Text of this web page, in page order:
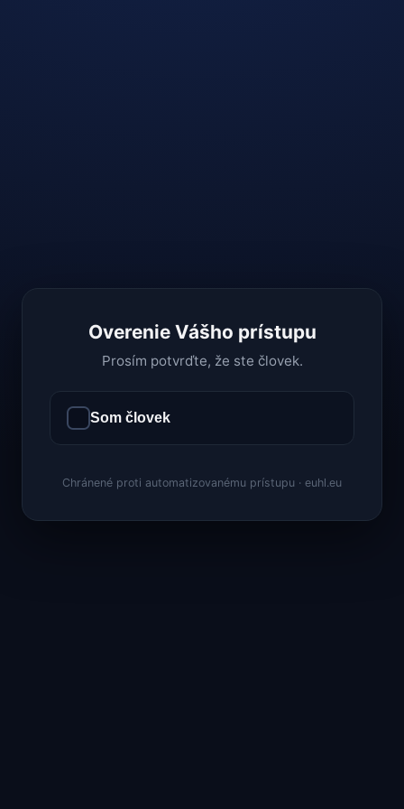
Overenie Vášho prístupu
Prosím potvrďte, že ste človek.
Som človek
Chránené proti automatizovanému prístupu · euhl.eu